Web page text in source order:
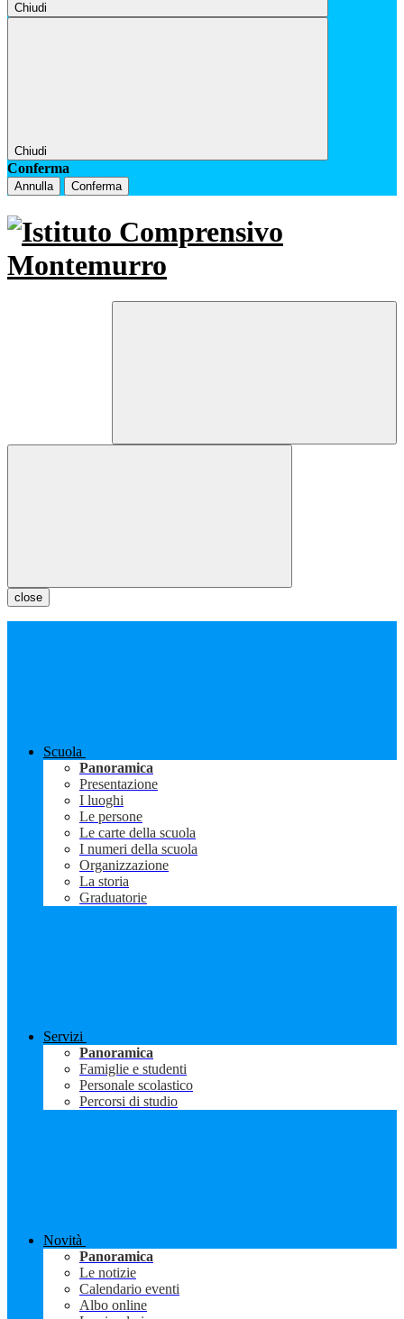
Chiudi
Chiudi
Conferma
Annulla Conferma
close
Scuola
Panoramica
Presentazione
I luoghi
Le persone
Le carte della scuola
I numeri della scuola
Organizzazione
La storia
Graduatorie
Servizi
Panoramica
Famiglie e studenti
Personale scolastico
Percorsi di studio
Novità
Panoramica
Le notizie
Calendario eventi
Albo online